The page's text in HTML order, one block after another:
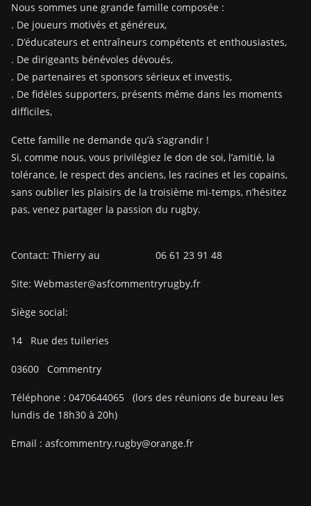
Nous sommes une grande famille composée :
. De joueurs motivés et généreux,
. D’éducateurs et entraîneurs compétents et enthousiastes,
. De dirigeants bénévoles dévoués,
. De partenaires et sponsors sérieux et investis,
. De fidèles supporters, présents même dans les moments
difficiles,
Cette famille ne demande qu’à s’agrandir !
Si, comme nous, vous privilégiez le don de soi, l’amitié, la
tolérance, le respect des anciens, les racines et les copains,
sans oublier les plaisirs de la troisième mi-temps, n’hésitez
pas, venez partager la passion du rugby.
Contact: Thierry au 06 61 23 91 48
Site: Webmaster@asfcommentryrugby.fr
Siège social:
14 Rue des tuileries
03600 Commentry
Téléphone : 0470644065
(lors des réunions de bureau les
lundis de 18h30 à 20h)
Email : asfcommentry.rugby@orange.fr